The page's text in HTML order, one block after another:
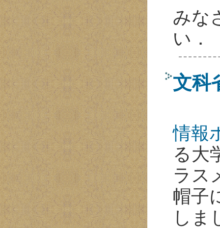
みな
い．
文科
情報
る大
ラス
帽子
しま